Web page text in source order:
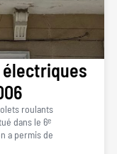
roulants
dans le 6ᵉ
a permis de